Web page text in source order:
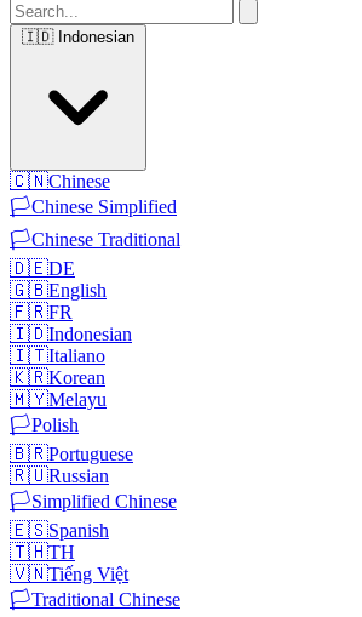
🇮🇩 Indonesian
🇨🇳Chinese
🏳️Chinese Simplified
🏳️Chinese Traditional
🇩🇪DE
🇬🇧English
🇫🇷FR
🇮🇩Indonesian
🇮🇹Italiano
🇰🇷Korean
🇲🇾Melayu
🏳️Polish
🇧🇷Portuguese
🇷🇺Russian
🏳️Simplified Chinese
🇪🇸Spanish
🇹🇭TH
🇻🇳Tiếng Việt
🏳️Traditional Chinese